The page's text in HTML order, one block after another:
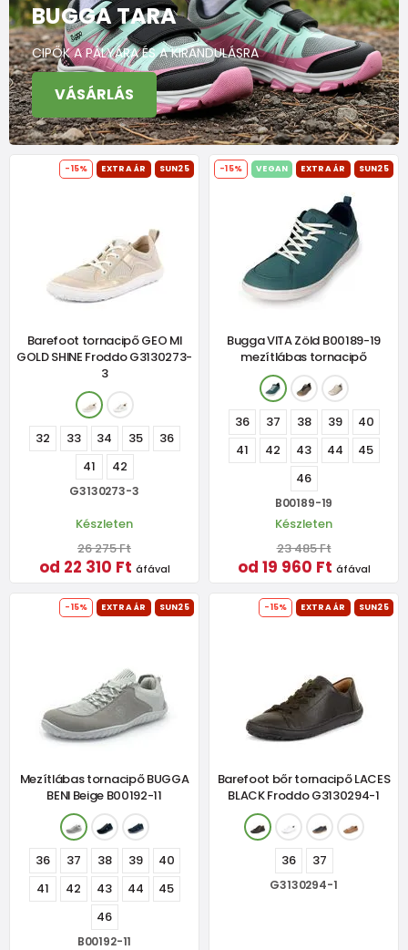
BUGGA TARA
CIPŐK A PÁLYÁRA ÉS A KIRÁNDULÁSRA
VÁSÁRLÁS
-15% EXTRA ÁR SUN25
Barefoot tornacipő GEO MI
GOLD SHINE Froddo G3130273-
3
32 33 34 35
36
41
42
G3130273-3
Készleten
26 275 Ft
od 22 310 Ft áfával
-15% VEGAN EXTRA ÁR SUN25
Bugga VITA Zöld B00189-19
mezítlábas tornacipő
36 37 38 39
40
41
42 43 44
45
46
B00189-19
Készleten
23 485 Ft
od 19 960 Ft áfával
-15% EXTRA ÁR SUN25
Mezítlábas tornacipő BUGGA
BENI Beige B00192-11
36 37 38 39
40
41
42 43 44
45
46
B00192-11
-15% EXTRA ÁR SUN25
Barefoot bőr tornacipő LACES
BLACK Froddo G3130294-1
36 37
G3130294-1